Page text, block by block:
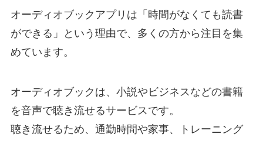
オーディオブックアプリは「時間がなくても読書
ができる」という理由で、多くの方から注目を集
めています。
オーディオブックは、小説やビジネスなどの書籍
を音声で聴き流せるサービスです。
聴き流せるため、通勤時間や家事、トレーニング